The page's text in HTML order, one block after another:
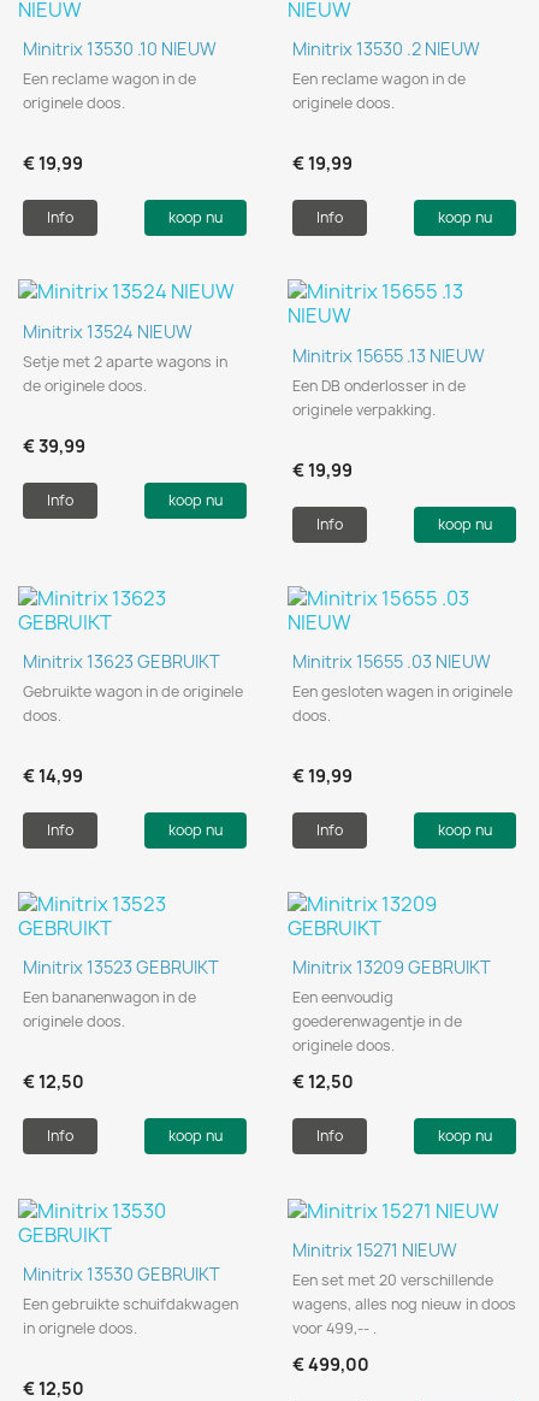
Minitrix 13530 .10 NIEUW
Een reclame wagon in de
originele doos.
€ 19,99
Info koop nu
Minitrix 13530 .2 NIEUW
Een reclame wagon in de
originele doos.
€ 19,99
Info koop nu
Minitrix 13524 NIEUW
Setje met 2 aparte wagons in
de originele doos.
€ 39,99
Info koop nu
Minitrix 15655 .13 NIEUW
Een DB onderlosser in de
originele verpakking.
€ 19,99
Info koop nu
Minitrix 13623 GEBRUIKT
Gebruikte wagon in de originele
doos.
€ 14,99
Info koop nu
Minitrix 15655 .03 NIEUW
Een gesloten wagen in originele
doos.
€ 19,99
Info koop nu
Minitrix 13523 GEBRUIKT
Een bananenwagon in de
originele doos.
€ 12,50
Info koop nu
Minitrix 13209 GEBRUIKT
Een eenvoudig
goederenwagentje in de
originele doos.
€ 12,50
Info koop nu
Minitrix 13530 GEBRUIKT
Een gebruikte schuifdakwagen
in orignele doos.
€ 12,50
Minitrix 15271 NIEUW
Een set met 20 verschillende
wagens, alles nog nieuw in doos
voor 499,-- .
€ 499,00